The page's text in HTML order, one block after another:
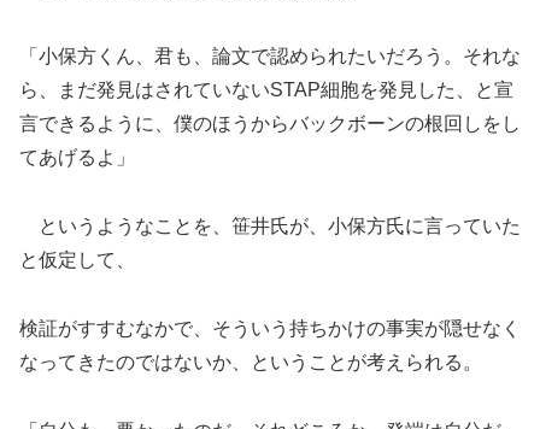
「小保方くん、君も、論文で認められたいだろう。それな
ら、まだ発見はされていないSTAP細胞を発見した、と宣
言できるように、僕のほうからバックボーンの根回しをし
てあげるよ」
というようなことを、笹井氏が、小保方氏に言っていた
と仮定して、
検証がすすむなかで、そういう持ちかけの事実が隠せなく
なってきたのではないか、ということが考えられる。